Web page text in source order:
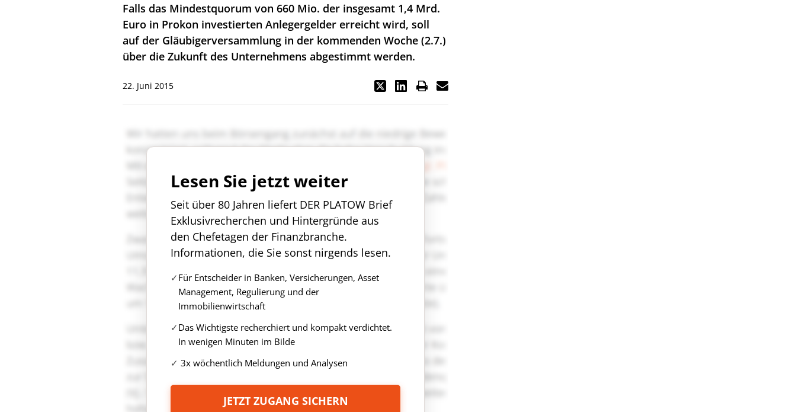
Falls das Mindestquorum von 660 Mio. der insgesamt 1,4 Mrd.
Euro in Prokon investierten Anlegergelder erreicht wird, soll
auf der Gläubigerversammlung in der kommenden Woche (2.7.)
über die Zukunft des Unternehmens abgestimmt werden.
22. Juni 2015
Lesen Sie jetzt weiter
Seit über 80 Jahren liefert DER PLATOW Brief
Exklusivrecherchen und Hintergründe aus
den Chefetagen der Finanzbranche.
Informationen, die Sie sonst nirgends lesen.
Für Entscheider in Banken, Versicherungen, Asset
Management, Regulierung und der
Immobilienwirtschaft
Das Wichtigste recherchiert und kompakt verdichtet.
In wenigen Minuten im Bilde
3x wöchentlich Meldungen und Analysen
JETZT ZUGANG SICHERN